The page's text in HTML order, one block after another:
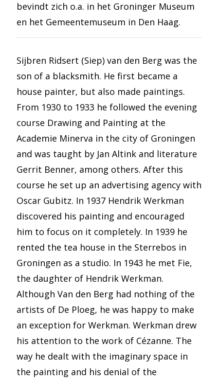
bevindt zich o.a. in het Groninger Museum
en het Gemeentemuseum in Den Haag.
Sijbren Ridsert (Siep) van den Berg was the
son of a blacksmith. He first became a
house painter, but also made paintings.
From 1930 to 1933 he followed the evening
course Drawing and Painting at the
Academie Minerva in the city of Groningen
and was taught by Jan Altink and literature
Gerrit Benner, among others. After this
course he set up an advertising agency with
Oscar Gubitz. In 1937 Hendrik Werkman
discovered his painting and encouraged
him to focus on it completely. In 1939 he
rented the tea house in the Sterrebos in
Groningen as a studio. In 1943 he met Fie,
the daughter of Hendrik Werkman.
Although Van den Berg had nothing of the
artists of De Ploeg, he was happy to make
an exception for Werkman. Werkman drew
his attention to the work of Cézanne. The
way he dealt with the imaginary space in
the painting and his denial of the